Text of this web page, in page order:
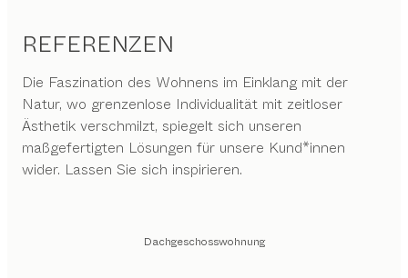
REFERENZEN
Die Faszination des Wohnens im Einklang mit der
Natur, wo grenzenlose Individualität mit zeitloser
Ästhetik verschmilzt, spiegelt sich unseren
maßgefertigten Lösungen für unsere Kund*innen
wider. Lassen Sie sich inspirieren.
Dachgeschosswohnung